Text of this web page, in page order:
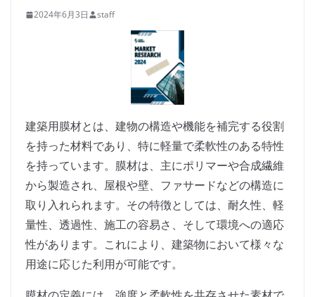
2024年6月3日 staff
建築用膜材とは、建物の構造や機能を補完する役割
を持った材料であり、特に軽量で柔軟性のある特性
を持っています。膜材は、主にポリマーや合成繊維
から製造され、屋根や壁、ファサードなどの構造に
取り入れられます。その特徴としては、耐久性、軽
量性、透過性、施工の容易さ、そして環境への適応
性があります。これにより、建築物において様々な
用途に応じた利用が可能です。